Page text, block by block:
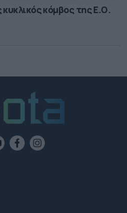
κόμβος της Ε.Ο.